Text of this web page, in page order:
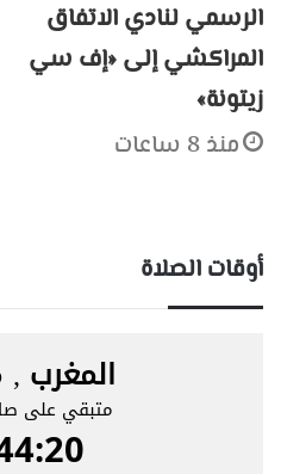
الرسمي لنادي الاتفاق
المراكشي إلى «إف سي
زيتونة»
منذ 8 ساعات
أوقات الصلاة